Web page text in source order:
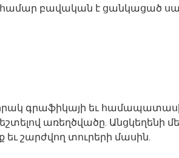
բավական է ցանկացած
գրաֆիկայի եւ
առեղծվածը. Անցկեղենի
շարժվող տուրերի մասին.